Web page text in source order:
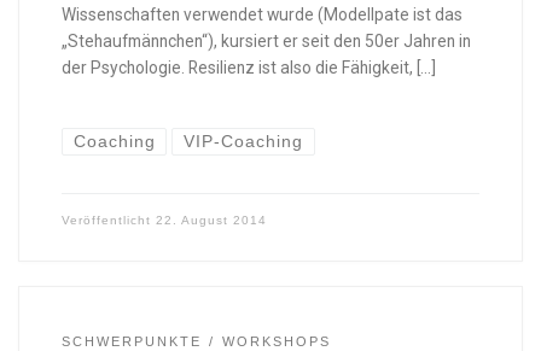
Wissenschaften verwendet wurde (Modellpate ist das
„Stehaufmännchen“), kursiert er seit den 50er Jahren in
der Psychologie. Resilienz ist also die Fähigkeit, […]
Coaching VIP-Coaching
Veröffentlicht 22. August 2014
SCHWERPUNKTE WORKSHOPS